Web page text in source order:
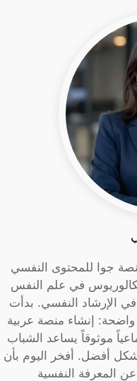
جوا للمحتوى النفسي
في علم النفس
الإرشاد النفسي. بدأت
في عام 2020 برؤية واضحة: إنشاء منصة عربية
موثوقاً يساعد الشباب
أفضل. أفخر اليوم بأن
المعرفة النفسية